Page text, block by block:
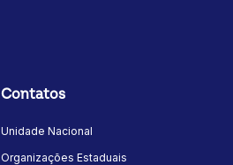
Contatos
Unidade Nacional
Organizações Estaduais